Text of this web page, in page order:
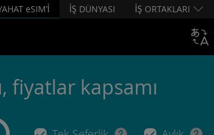
eSIM’İ İŞ DÜNYASI İŞ ORTAKLARI
fiyatlar kapsamı